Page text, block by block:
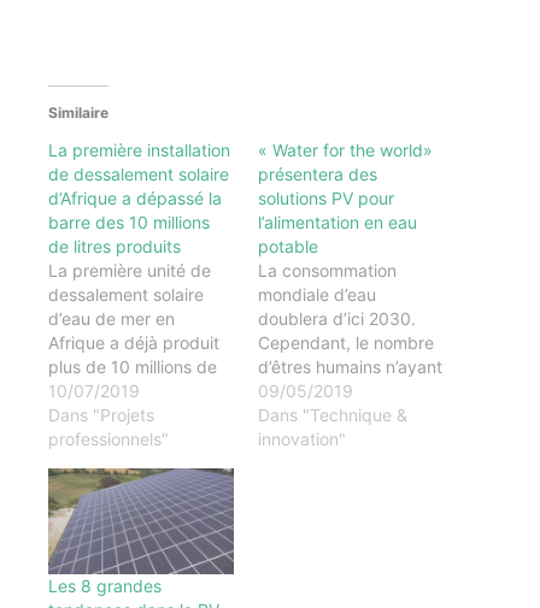
Similaire
La première installation
de dessalement solaire
d’Afrique a dépassé la
barre des 10 millions
de litres produits
La première unité de
dessalement solaire
d’eau de mer en
Afrique a déjà produit
plus de 10 millions de
litres d’eau potable
depuis sa mise en
service. Installée à
commune d’Hessequa,
et pleinement
opérationnelle depuis
le 20 décembre 2018,
l’installation
10/07/2019
Dans "Projets
professionnels"
« Water for the world»
présentera des
solutions PV pour
l’alimentation en eau
potable
La consommation
mondiale d’eau
doublera d’ici 2030.
Cependant, le nombre
d’êtres humains n’ayant
pas accès à l’eau
potable atteint déjà 2,1
milliards. Des solutions
09/05/2019
Dans "Technique &
innovation"
Les 8 grandes